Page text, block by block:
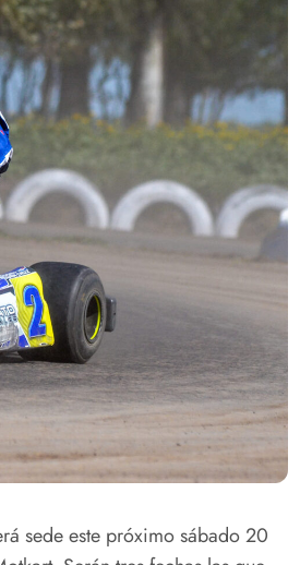
sede este próximo sábado 20